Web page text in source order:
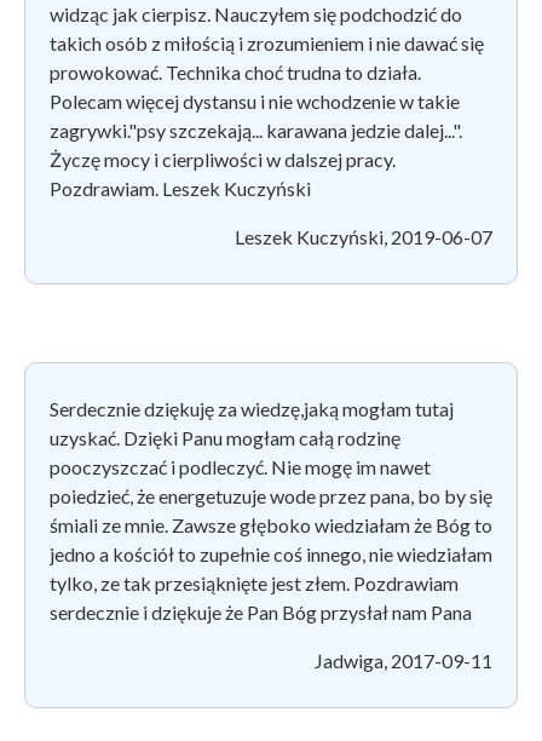
widząc jak cierpisz. Nauczyłem się podchodzić do
takich osób z miłością i zrozumieniem i nie dawać się
prowokować. Technika choć trudna to działa.
Polecam więcej dystansu i nie wchodzenie w takie
zagrywki."psy szczekają... karawana jedzie dalej...".
Życzę mocy i cierpliwości w dalszej pracy.
Pozdrawiam. Leszek Kuczyński
Leszek Kuczyński, 2019-06-07
Serdecznie dziękuję za wiedzę,jaką mogłam tutaj
uzyskać. Dzięki Panu mogłam całą rodzinę
pooczyszczać i podleczyć. Nie mogę im nawet
poiedzieć, że energetuzuje wode przez pana, bo by się
śmiali ze mnie. Zawsze głęboko wiedziałam że Bóg to
jedno a kościół to zupełnie coś innego, nie wiedziałam
tylko, ze tak przesiąknięte jest złem. Pozdrawiam
serdecznie i dziękuje że Pan Bóg przysłał nam Pana
Jadwiga, 2017-09-11